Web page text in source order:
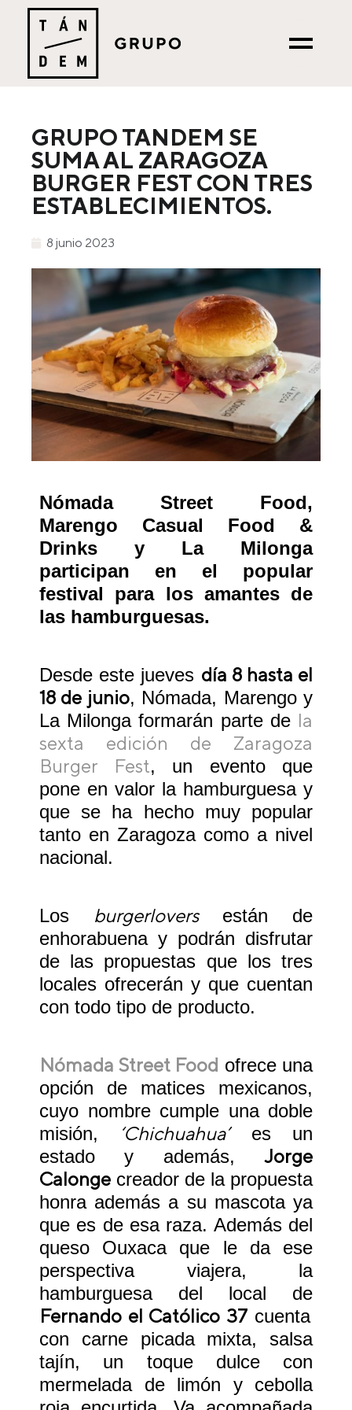
GRUPO TANDEM SE
SUMA AL ZARAGOZA
BURGER FEST CON TRES
ESTABLECIMIENTOS.
8 junio 2023
Nómada Street Food,
Marengo Casual Food &
Drinks y La Milonga
participan en el popular
festival para los amantes de
las hamburguesas.
Desde este jueves día 8 hasta el
18 de junio, Nómada, Marengo y
La Milonga formarán parte de la
sexta edición de Zaragoza
Burger Fest, un evento que
pone en valor la hamburguesa y
que se ha hecho muy popular
tanto en Zaragoza como a nivel
nacional.
Los burgerlovers están de
enhorabuena y podrán disfrutar
de las propuestas que los tres
locales ofrecerán y que cuentan
con todo tipo de producto.
Nómada Street Food ofrece una
opción de matices mexicanos,
cuyo nombre cumple una doble
misión,
‘Chichuahua’es un
estado y además, Jorge
Calonge creador de la propuesta
honra además a su mascota ya
que es de esa raza. Además del
queso Ouxaca que le da ese
perspectiva viajera, la
hamburguesa del local de
Fernando el Católico 37cuenta
con carne picada mixta, salsa
tajín, un toque dulce con
mermelada de limón y cebolla